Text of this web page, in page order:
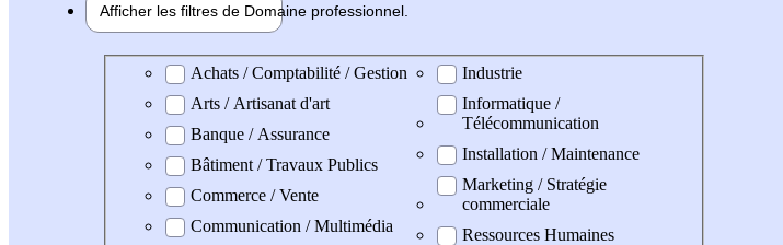
Afficher les filtres de Domaine professionnel
Domaine professionel
Achats / Comptabilité / Gestion
Arts / Artisanat d'art
Banque / Assurance
Bâtiment / Travaux Publics
Commerce / Vente
Communication / Multimédia
Industrie
Informatique /
Télécommunication
Installation / Maintenance
Marketing / Stratégie
commerciale
Ressources Humaines